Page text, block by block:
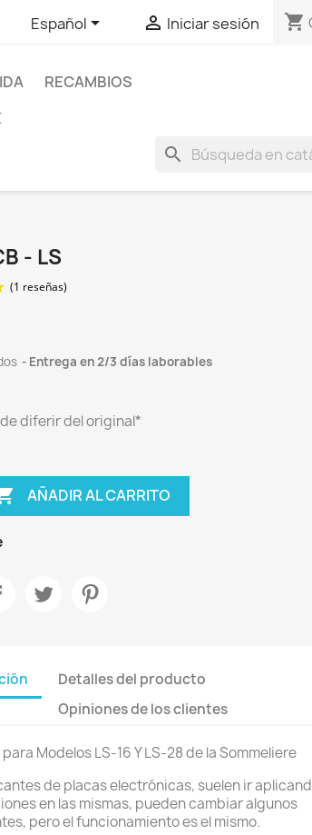
Español  Iniciar sesión shopping_cart
RECAMBIOS
search
- LS
Entrega en 2/3 días laborables
diferir del original*
AÑADIR AL CARRITO
Detalles del producto
Opiniones de los clientes
Modelos LS-16 Y LS-28 de la Sommeliere
de placas electrónicas, suelen ir
en las mismas, pueden cambiar algunos
pero el funcionamiento es el mismo.